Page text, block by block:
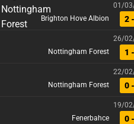
01/
Brighton Hove Albion
2
26/
Nottingham Forest
1
22/
Nottingham Forest
0
19/
Fenerbahce
0